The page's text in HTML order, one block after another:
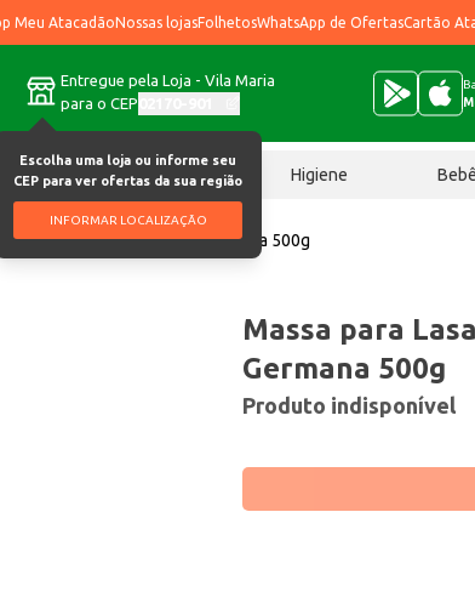
Meu AtacadãoNossas lojasFolhetosWhatsApp de OfertasCartão
Entregue pela Loja - Vila Maria
para o CEP
Escolha uma loja ou informe seu
CEP para ver ofertas da sua região
INFORMAR LOCALIZAÇÃO
Chocolates Higiene
para Lasanha e Canelone Germana 500g
Massa para
Germana 500g
Produto indisponível